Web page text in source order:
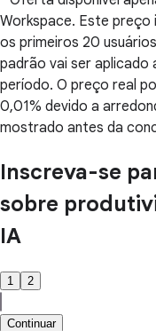
Workspace. Este preço
os primeiros 20
padrão vai ser aplicado
período. O preço real
0,01% devido a
mostrado antes da
Inscreva-se
sobre
IA
1 2
Continuar